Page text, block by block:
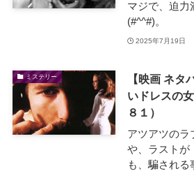
マジで、迫力
(#^^#)。
2025年7月19日
ミステリー
【映画 ネタ
いドレスの
８１）
アツアツのラ
や、ラストが
も、騙される